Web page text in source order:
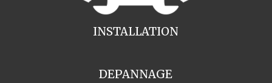
INSTALLATION
DEPANNAGE